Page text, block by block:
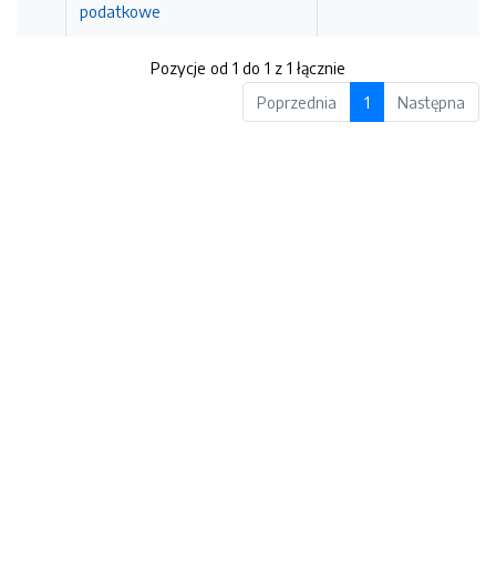
podatkowe
Pozycje od 1 do 1 z 1 łącznie
Poprzednia
1 Następna